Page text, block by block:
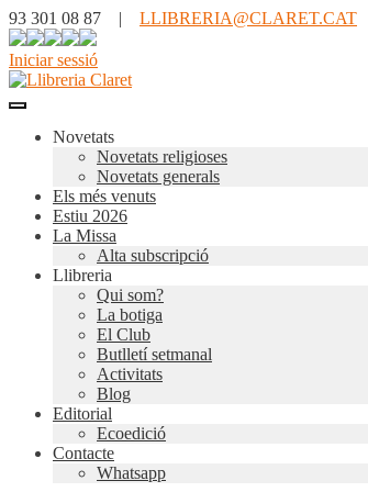
93 301 08 87 | LLIBRERIA@CLARET.CAT
Iniciar sessió
Novetats
Novetats religioses
Novetats generals
Els més venuts
Estiu 2026
La Missa
Alta subscripció
Llibreria
Qui som?
La botiga
El Club
Butlletí setmanal
Activitats
Blog
Editorial
Ecoedició
Contacte
Whatsapp